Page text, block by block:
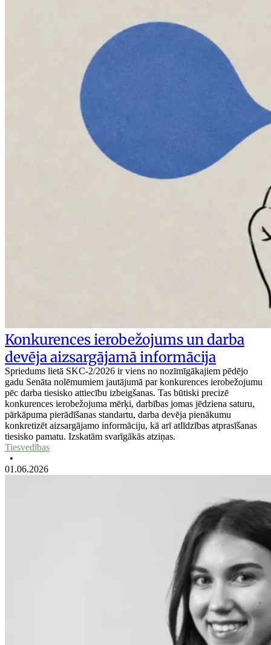
Konkurences ierobežojums un darba
devēja aizsargājamā informācija
Spriedums lietā SKC-2/2026 ir viens no nozīmīgākajiem pēdējo
gadu Senāta nolēmumiem jautājumā par konkurences ierobežojumu
pēc darba tiesisko attiecību izbeigšanas. Tas būtiski precizē
konkurences ierobežojuma mērķi, darbības jomas jēdziena saturu,
pārkāpuma pierādīšanas standartu, darba devēja pienākumu
konkretizēt aizsargājamo informāciju, kā arī atlīdzības atprasīšanas
tiesisko pamatu. Izskatām svarīgākās atziņas.
Tiesvedības
•
01.06.2026